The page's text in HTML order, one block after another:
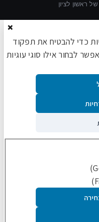
ראשון לציון
×
כדי להבטיח את תפקוד
לבחור אילו סוגי עוגיות